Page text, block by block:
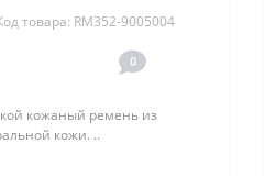
товара: RM352-9005004
0
кожаный ремень из
кожи. ..